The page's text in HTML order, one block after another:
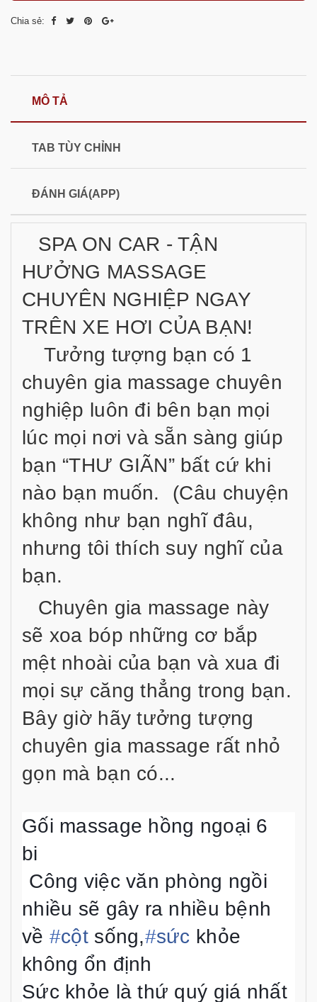
Chia sẻ:
MÔ TẢ
TAB TÙY CHỈNH
ĐÁNH GIÁ(APP)
SPA ON CAR - TẬN
HƯỞNG MASSAGE
CHUYÊN NGHIỆP NGAY
TRÊN XE HƠI CỦA BẠN!
Tưởng tượng bạn có 1
chuyên gia massage chuyên
nghiệp luôn đi bên bạn mọi
lúc mọi nơi và sẵn sàng giúp
bạn “THƯ GIÃN” bất cứ khi
nào bạn muốn.
(Câu chuyện
không như bạn nghĩ đâu,
nhưng tôi thích suy nghĩ của
bạn.
Chuyên gia massage này
sẽ xoa bóp những cơ bắp
mệt nhoài của bạn và xua đi
mọi sự căng thẳng trong bạn.
Bây giờ hãy tưởng tượng
chuyên gia massage rất nhỏ
gọn mà bạn có...
Gối massage hồng ngoại 6
bi
Công việc văn phòng ngồi
nhiều sẽ gây ra nhiều bệnh
về #cộtsống,#sức khỏe
không ổn định
Sức khỏe là thứ quý giá nhất